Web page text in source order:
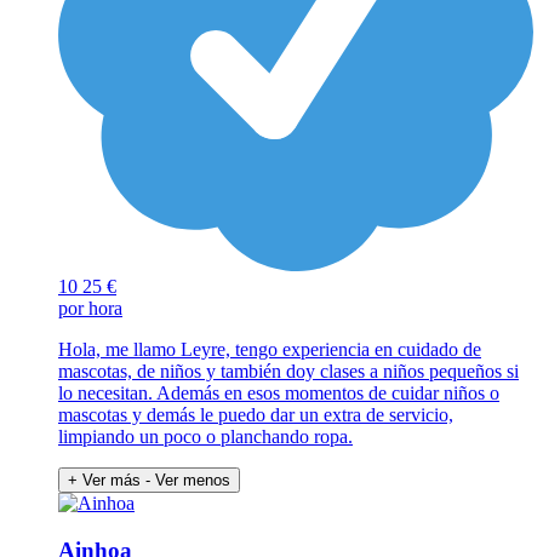
10 25 €
por hora
Hola, me llamo Leyre, tengo experiencia en cuidado de
mascotas, de niños y también doy clases a niños pequeños si
lo necesitan. Además en esos momentos de cuidar niños o
mascotas y demás le puedo dar un extra de servicio,
limpiando un poco o planchando ropa.
+ Ver más - Ver menos
Ainhoa